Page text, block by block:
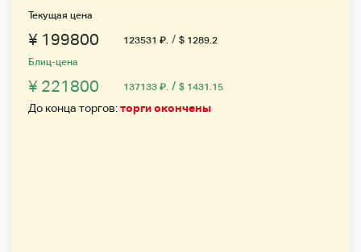
Текущая цена
¥ 199800 123531 ₽. / $ 1289.2
Блиц-цена
¥ 221800 137133 ₽. / $ 1431.15
До конца торгов:торги окончены